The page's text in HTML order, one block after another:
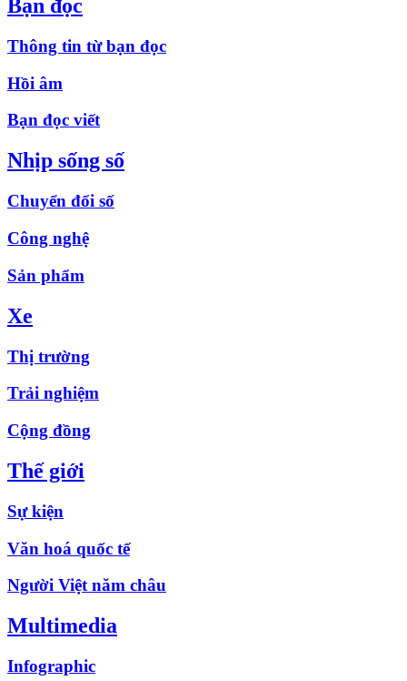
Bạn đọc
Thông tin từ bạn đọc
Hồi âm
Bạn đọc viết
Nhịp sống số
Chuyển đổi số
Công nghệ
Sản phẩm
Xe
Thị trường
Trải nghiệm
Cộng đồng
Thế giới
Sự kiện
Văn hoá quốc tế
Người Việt năm châu
Multimedia
Infographic